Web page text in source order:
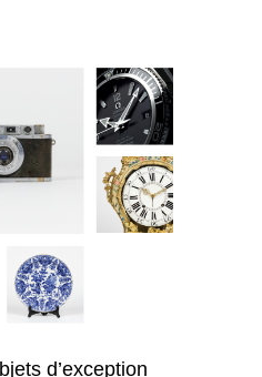
d’exception